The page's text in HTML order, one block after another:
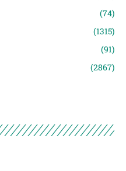
(74)
(1315)
(91)
(2867)